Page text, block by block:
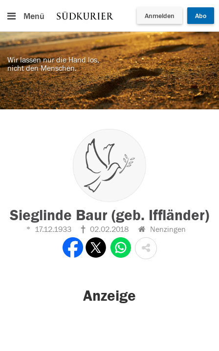
Menü Anmelden Abo
Wir lassen nur die Hand los,
nicht den Menschen.
Sieglinde Baur (geb. Iffländer)
17.12.1933 02.02.2018 Nenzingen
Anzeige